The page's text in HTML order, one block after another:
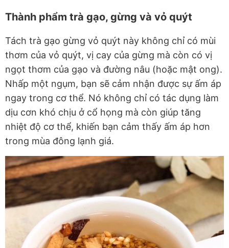
Thành phẩm trà gạo, gừng và vỏ quýt
Tách trà gạo gừng vỏ quýt này không chỉ có mùi
thơm của vỏ quýt, vị cay của gừng mà còn có vị
ngọt thơm của gạo và đường nâu (hoặc mật ong).
Nhấp một ngụm, bạn sẽ cảm nhận được sự ấm áp
ngay trong cơ thể. Nó không chỉ có tác dụng làm
dịu cơn khó chịu ở cổ họng mà còn giúp tăng
nhiệt độ cơ thể, khiến bạn cảm thấy ấm áp hơn
trong mùa đông lạnh giá.